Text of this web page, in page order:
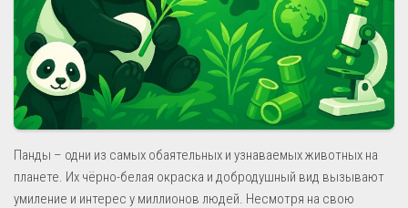
Панды – одни из самых обаятельных и узнаваемых животных на
планете. Их чёрно-белая окраска и добродушный вид вызывают
умиление и интерес у миллионов людей. Несмотря на свою